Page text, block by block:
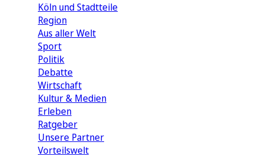
Köln und Stadtteile
Region
Aus aller Welt
Sport
Politik
Debatte
Wirtschaft
Kultur & Medien
Erleben
Ratgeber
Unsere Partner
Vorteilswelt